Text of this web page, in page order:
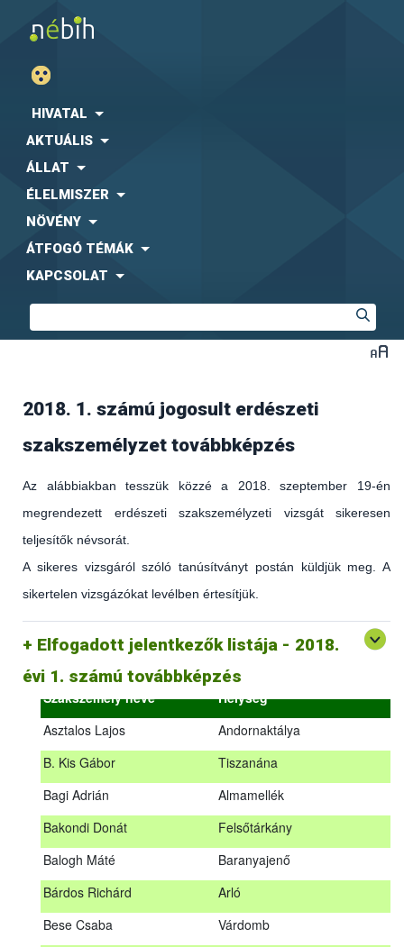
HIVATAL
AKTUÁLIS
ÁLLAT
ÉLELMISZER
NÖVÉNY
ÁTFOGÓ TÉMÁK
KAPCSOLAT
2018. 1. számú jogosult erdészeti
szakszemélyzet továbbképzés
Az alábbiakban tesszük közzé a 2018. szeptember 19-én
megrendezett erdészeti szakszemélyzeti vizsgát sikeresen
teljesítők névsorát.
A sikeres vizsgáról szóló tanúsítványt postán küldjük meg. A
sikertelen vizsgázókat levélben értesítjük.
Elfogadott jelentkezők listája - 2018.
évi 1. számú továbbképzés
(az erdőgazdálkodást és az erdészeti szakirányítást érintő
hatályos jogszabályokról és azok alkalmazásáról szóló
általános továbbképzés)
2018.09.18. – 2018.09.19.
Szakszemély neve
Helység
Asztalos Lajos
Andornaktálya
B. Kis Gábor
Tiszanána
Bagi Adrián
Almamellék
Bakondi Donát
Felsőtárkány
Balogh Máté
Baranyajenő
Bárdos Richárd
Arló
Bese Csaba
Várdomb
Az alábbiakban tesszük közzé a 2018. szeptember 19-én
megrendezett erdészeti szakszemélyzeti vizsgát sikeresen
teljesítők névsorát.
A sikeres vizsgáról szóló tanúsítványt postán küldjük meg. A